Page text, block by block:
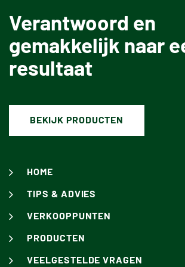
Verantwoord en
gemakkelijk naar
resultaat
BEKIJK PRODUCTEN
HOME
TIPS & ADVIES
VERKOOPPUNTEN
PRODUCTEN
VEELGESTELDE VRAGEN